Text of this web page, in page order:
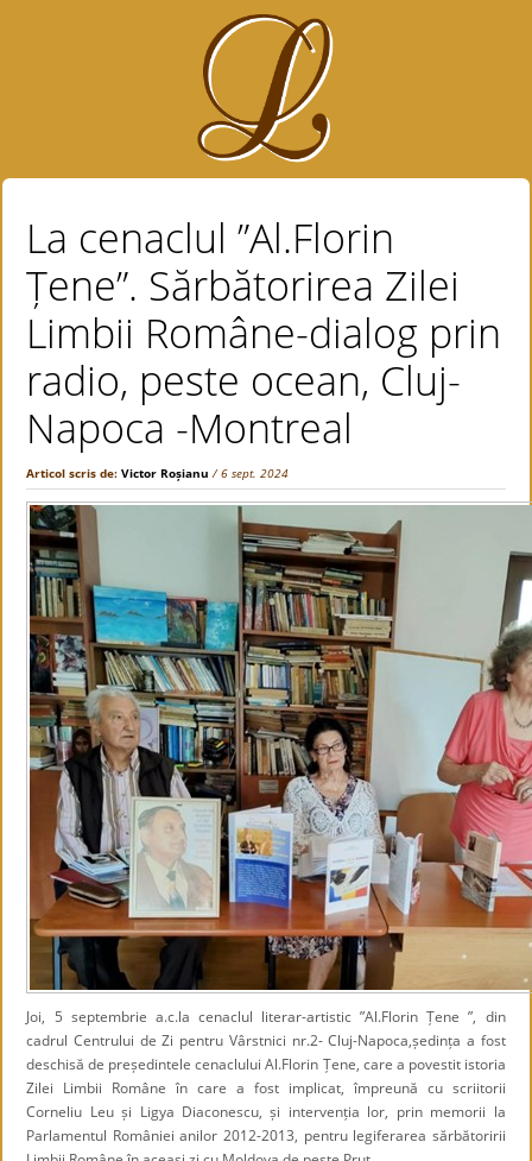
La cenaclul ”Al.Florin
Țene”. Sărbătorirea Zilei
Limbii Române-dialog prin
radio, peste ocean, Cluj-
Napoca -Montreal
Articol scris de:Victor Roșianu / 6 sept. 2024
Joi, 5 septembrie a.c.la cenaclul literar-artistic ”Al.Florin Țene ”, din
cadrul Centrului de Zi pentru Vârstnici nr.2- Cluj-Napoca,ședința a fost
deschisă de președintele cenaclului Al.Florin Țene, care a povestit istoria
Zilei Limbii Române în care a fost implicat, împreună cu scriitorii
Corneliu Leu și Ligya Diaconescu, și intervenția lor, prin memorii la
Parlamentul României anilor 2012-2013, pentru legiferarea sărbătoririi